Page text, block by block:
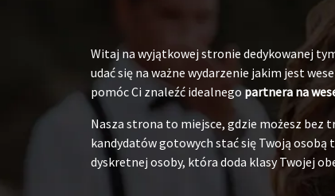
Witaj na wyjątkowej stronie dedykowanej
udać się na ważne wydarzenie jakim jest
pomóc Ci znaleźć idealnegopartnera na
Nasza strona to miejsce, gdzie możesz bez
kandydatów gotowych stać się Twoją osobą
dyskretnej osoby, która doda klasy Twojej